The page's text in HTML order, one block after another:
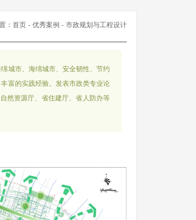
： 首页 - 优秀案例 - 市政规划与工程设计
城市、海绵城市、安全韧性、节约
富的实践经验。发表市政类专业论
然资源厅、省住建厅、省人防办等